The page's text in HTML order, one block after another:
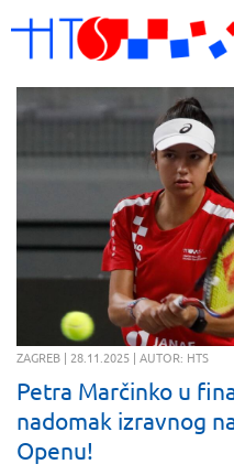
ZAGREB | 28.11.2025 | AUTOR: HTS
Petra Marčinko u
nadomak izravnog
Openu!